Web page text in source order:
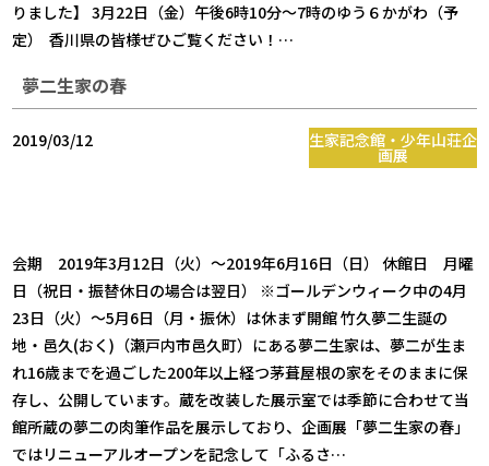
りました】 3月22日（金）午後6時10分～7時のゆう６かがわ（予
定） 香川県の皆様ぜひご覧ください！…
夢二生家の春
2019/03/12 生家記念館・少年山荘企
画展
会期 2019年3月12日（火）～2019年6月16日（日） 休館日 月曜
日（祝日・振替休日の場合は翌日） ※ゴールデンウィーク中の4月
23日（火）～5月6日（月・振休）は休まず開館 竹久夢二生誕の
地・邑久(おく)（瀬戸内市邑久町）にある夢二生家は、夢二が生ま
れ16歳までを過ごした200年以上経つ茅葺屋根の家をそのままに保
存し、公開しています。蔵を改装した展示室では季節に合わせて当
館所蔵の夢二の肉筆作品を展示しており、企画展「夢二生家の春」
ではリニューアルオープンを記念して「ふるさ…